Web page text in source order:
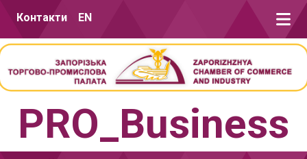
Контакти EN
PRO_Business